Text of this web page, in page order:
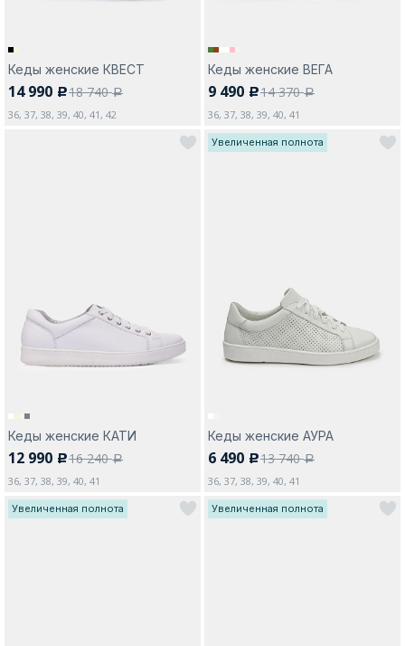
Кеды женские КВЕСТ
14 990 c18 740a
36, 37, 38, 39, 40, 41, 42
Кеды женские ВЕГА
9 490 c14 370a
36, 37, 38, 39, 40, 41
Кеды женские КАТИ
12 990 c16 240a
36, 37, 38, 39, 40, 41
Увеличенная полнота
Кеды женские АУРА
6 490 c13 740a
36, 37, 38, 39, 40, 41
Увеличенная полнота Увеличенная полнота